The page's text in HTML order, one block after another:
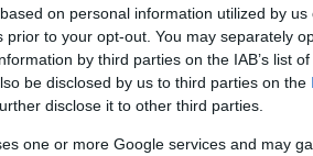
on personal information utilized by us
to your opt-out. You may separately
by third parties on the IAB’s list
be disclosed by us to third parties on the
disclose it to other third parties.
one or more Google services and may